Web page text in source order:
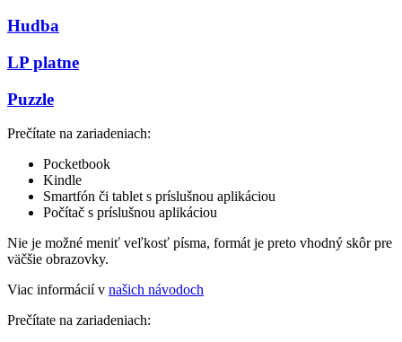
Hudba
LP platne
Puzzle
Prečítate na zariadeniach:
Pocketbook
Kindle
Smartfón či tablet s príslušnou aplikáciou
Počítač s príslušnou aplikáciou
Nie je možné meniť veľkosť písma, formát je preto vhodný skôr pre
väčšie obrazovky.
Viac informácií v našich návodoch
Prečítate na zariadeniach: